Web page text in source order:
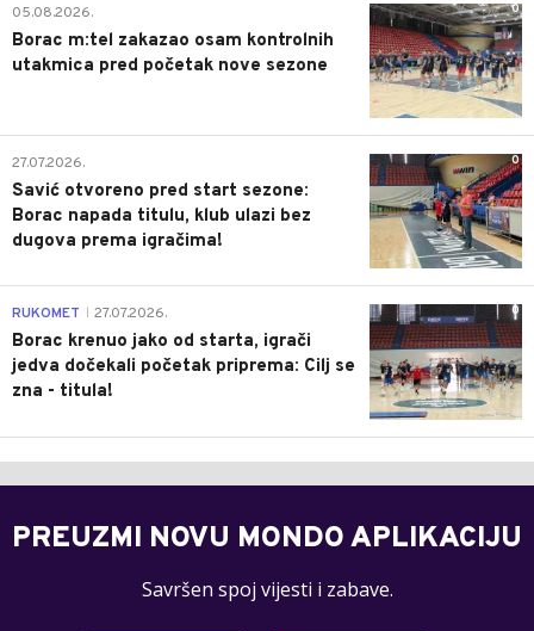
0
05.08.2026.
Borac m:tel zakazao osam kontrolnih
utakmica pred početak nove sezone
0
27.07.2026.
Savić otvoreno pred start sezone:
Borac napada titulu, klub ulazi bez
dugova prema igračima!
0
RUKOMET 27.07.2026.
Borac krenuo jako od starta, igrači
jedva dočekali početak priprema: Cilj se
zna - titula!
PREUZMI NOVU MONDO APLIKACIJU
Savršen spoj vijesti i zabave.